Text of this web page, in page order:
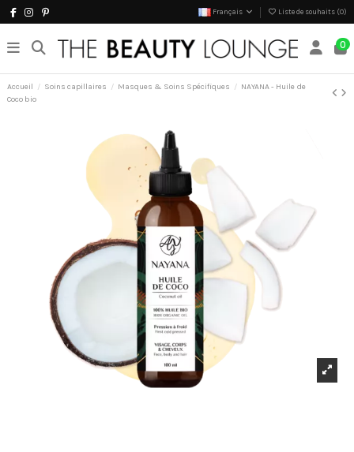
Français Liste de souhaits (0)
0
Accueil Soins capillaires Masques & Soins Spécifiques
NAYANA - Huile de
Coco bio